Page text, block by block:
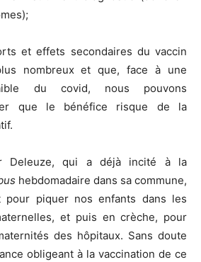
et effets secondaires du vaccin
nombreux et que, face à une
du covid, nous pouvons
que le bénéfice risque de la
Deleuze, qui a déjà incité à la
hebdomadaire dans sa commune,
pour piquer nos enfants dans les
et puis en crèche, pour
des hôpitaux. Sans doute
obligeant à la vaccination de ce